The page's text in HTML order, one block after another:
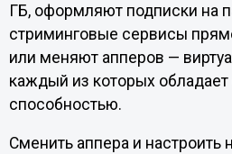
ГБ, оформляют подписки на
стриминговые сервисы
или меняют апперов —
каждый из которых обладает
способностью.
Сменить аппера и настроить